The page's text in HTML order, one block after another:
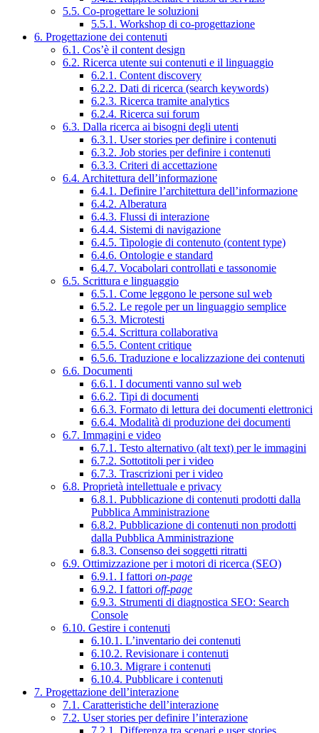
5.5. Co-progettare le soluzioni
5.5.1. Workshop di co-progettazione
6. Progettazione dei contenuti
6.1. Cos’è il content design
6.2. Ricerca utente sui contenuti e il linguaggio
6.2.1. Content discovery
6.2.2. Dati di ricerca (search keywords)
6.2.3. Ricerca tramite analytics
6.2.4. Ricerca sui forum
6.3. Dalla ricerca ai bisogni degli utenti
6.3.1. User stories per definire i contenuti
6.3.2. Job stories per definire i contenuti
6.3.3. Criteri di accettazione
6.4. Architettura dell’informazione
6.4.1. Definire l’architettura dell’informazione
6.4.2. Alberatura
6.4.3. Flussi di interazione
6.4.4. Sistemi di navigazione
6.4.5. Tipologie di contenuto (content type)
6.4.6. Ontologie e standard
6.4.7. Vocabolari controllati e tassonomie
6.5. Scrittura e linguaggio
6.5.1. Come leggono le persone sul web
6.5.2. Le regole per un linguaggio semplice
6.5.3. Microtesti
6.5.4. Scrittura collaborativa
6.5.5. Content critique
6.5.6. Traduzione e localizzazione dei contenuti
6.6. Documenti
6.6.1. I documenti vanno sul web
6.6.2. Tipi di documenti
6.6.3. Formato di lettura dei documenti elettronici
6.6.4. Modalità di produzione dei documenti
6.7. Immagini e video
6.7.1. Testo alternativo (alt text) per le immagini
6.7.2. Sottotitoli per i video
6.7.3. Trascrizioni per i video
6.8. Proprietà intellettuale e privacy
6.8.1. Pubblicazione di contenuti prodotti dalla
Pubblica Amministrazione
6.8.2. Pubblicazione di contenuti non prodotti
dalla Pubblica Amministrazione
6.8.3. Consenso dei soggetti ritratti
6.9. Ottimizzazione per i motori di ricerca (SEO)
6.9.1. I fattori on-page
6.9.2. I fattori off-page
6.9.3. Strumenti di diagnostica SEO: Search
Console
6.10. Gestire i contenuti
6.10.1. L’inventario dei contenuti
6.10.2. Revisionare i contenuti
6.10.3. Migrare i contenuti
6.10.4. Pubblicare i contenuti
7. Progettazione dell’interazione
7.1. Caratteristiche dell’interazione
7.2. User stories per definire l’interazione
7.2.1. Differenza tra scenari e user stories